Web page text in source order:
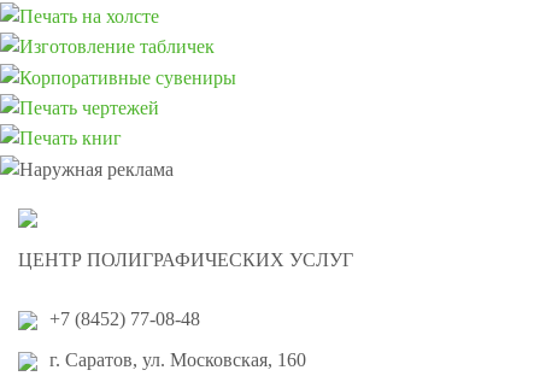
ЦЕНТР ПОЛИГРАФИЧЕСКИХ УСЛУГ
+7 (8452) 77-08-48
г. Саратов, ул. Московская, 160